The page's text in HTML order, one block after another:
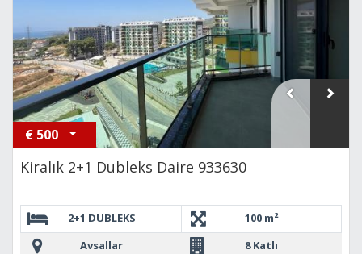
€ 500
Kiralık 2+1 Dubleks Daire 933630
2+1 DUBLEKS
100 m²
Avsallar
8 Katlı